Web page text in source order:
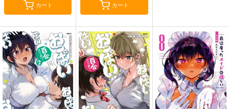
カート カート